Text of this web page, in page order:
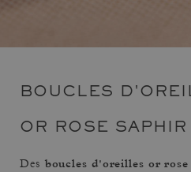
BOUCLES
OR ROSE SAPHIR
Des boucles d'oreilles or